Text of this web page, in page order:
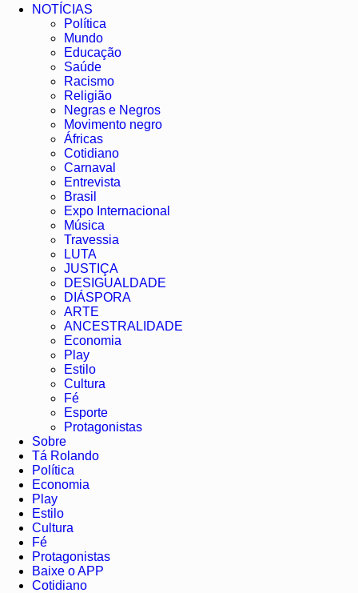
NOTÍCIAS
Política
Mundo
Educação
Saúde
Racismo
Religião
Negras e Negros
Movimento negro
Áfricas
Cotidiano
Carnaval
Entrevista
Brasil
Expo Internacional
Música
Travessia
LUTA
JUSTIÇA
DESIGUALDADE
DIÁSPORA
ARTE
ANCESTRALIDADE
Economia
Play
Estilo
Cultura
Fé
Esporte
Protagonistas
Sobre
Tá Rolando
Política
Economia
Play
Estilo
Cultura
Fé
Protagonistas
Baixe o APP
Cotidiano